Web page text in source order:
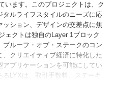
います。このプロジェクトは、ク
タルライフスタイルのニーズに応
ッション、デザインの交差点に焦
ェクトは独自のLayer 1ブロック
ルーフ・オブ・ステークのコン
クリエイティブ経済に特化した
プリケーションを可能にしてい
るLYXは、取引手数料、ステーキ
ックチェーン技術をファッショ